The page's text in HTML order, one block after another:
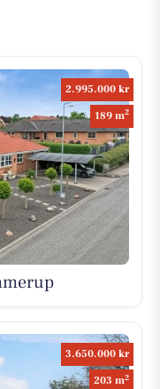
2.995.000 kr
189 m2
3.650.000 kr
203 m2